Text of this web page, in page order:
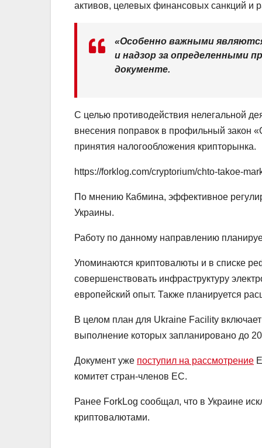
активов, целевых финансовых санкций и
«Особенно важными
и надзор за определенными
документе.
С целью противодействия нелегальной
внесения поправок в профильный закон
принятия налогообложения крипторынка.
https://forklog.com/cryptorium/chto-takoe-
По мнению Кабмина, эффективное
Украины.
Работу по данному направлению
Упоминаются криптовалюты и в списке
совершенствовать инфраструктуру
европейский опыт. Также планируется
В целом план для Ukraine Facility
выполнение которых запланировано до
Документ уже поступил на рассмотрение
комитет стран-членов ЕС.
Ранее ForkLog сообщал, что в Украине
криптовалютами.